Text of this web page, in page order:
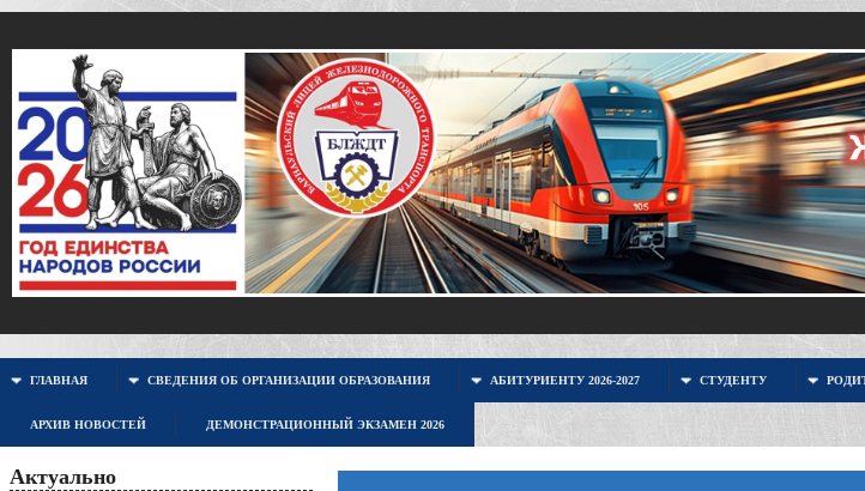
ГЛАВНАЯ СВЕДЕНИЯ ОБ ОРГАНИЗАЦИИ ОБРАЗОВАНИЯ АБИТУРИЕНТУ 2026-2027 СТУДЕНТУ
АРХИВ НОВОСТЕЙ ДЕМОНСТРАЦИОННЫЙ ЭКЗАМЕН 2026
Актуально